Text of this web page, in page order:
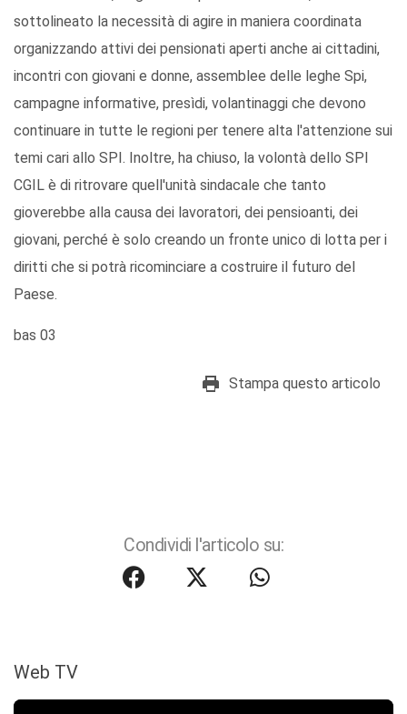
sottolineato la necessità di agire in maniera coordinata
organizzando attivi dei pensionati aperti anche ai cittadini,
incontri con giovani e donne, assemblee delle leghe Spi,
campagne informative, presìdi, volantinaggi che devono
continuare in tutte le regioni per tenere alta l'attenzione sui
temi cari allo SPI. Inoltre, ha chiuso, la volontà dello SPI
CGIL è di ritrovare quell'unità sindacale che tanto
gioverebbe alla causa dei lavoratori, dei pensioanti, dei
giovani, perché è solo creando un fronte unico di lotta per i
diritti che si potrà ricominciare a costruire il futuro del
Paese.
bas 03
Stampa questo articolo
Condividi l'articolo su:
Web TV